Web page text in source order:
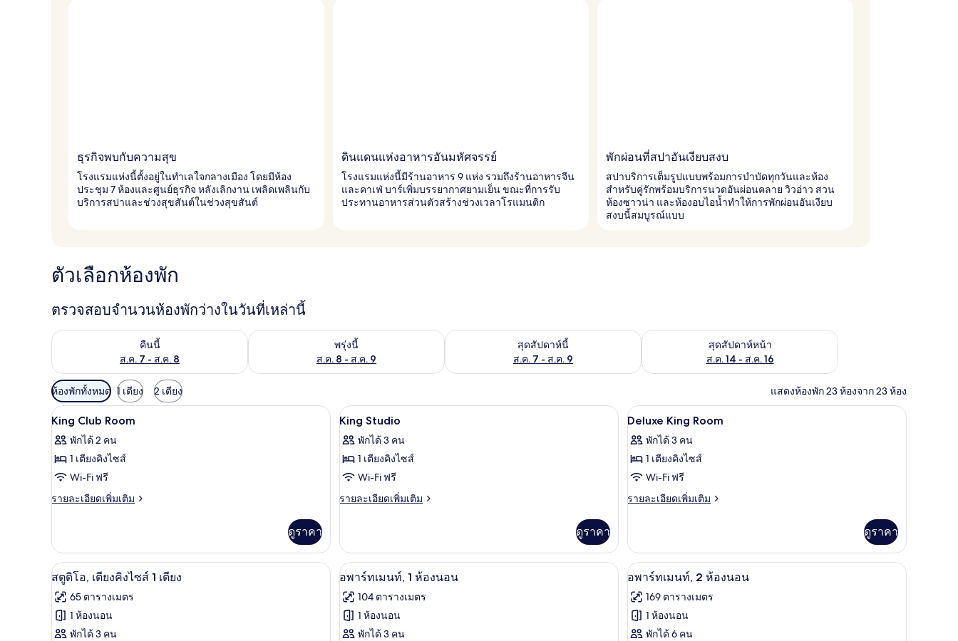
ธุรกิจพบกับความสุข
โรงแรมแห่งนี้ตั้งอยู่ในทำเลใจกลางเมือง โดยมีห้อง
ประชุม 7 ห้องและศูนย์ธุรกิจ หลังเลิกงาน เพลิดเพลินกับ
บริการสปาและช่วงสุขสันต์ในช่วงสุขสันต์
ดินแดนแห่งอาหารอันมหัศจรรย์
โรงแรมแห่งนี้มีร้านอาหาร 9 แห่ง รวมถึงร้านอาหารจีน
และคาเฟ่ บาร์เพิ่มบรรยากาศยามเย็น ขณะที่การรับ
ประทานอาหารส่วนตัวสร้างช่วงเวลาโรแมนติก
พักผ่อนที่สปาอันเงียบสงบ
สปาบริการเต็มรูปแบบพร้อมการบำบัดทุกวันและห้อง
สำหรับคู่รักพร้อมบริการนวดอันผ่อนคลาย วิวอ่าว สวน
ห้องซาวน่า และห้องอบไอน้ำทำให้การพักผ่อนอันเงียบ
สงบนี้สมบูรณ์แบบ
ตัวเลือกห้องพัก
ตรวจสอบจำนวนห้องพักว่างในวันที่เหล่านี้
คืนนี้
ส.ค. 7 - ส.ค. 8
ตรวจสอบจำนวนห้องพักว่างในคืนนี้ ส.ค. 7 - ส.ค. 8
พรุ่งนี้
ส.ค. 8 - ส.ค. 9
ตรวจสอบจำนวนห้องพักว่างในพรุ่งนี้ ส.ค. 8 - ส.ค. 9
สุดสัปดาห์นี้
ส.ค. 7 - ส.ค. 9
ตรวจสอบจำนวนห้องพักว่างในสุดสัปดาห์นี้ ส.ค. 7 - ส.ค. 9สุดสัปดาห์หน้า
ส.ค. 14 - ส.ค. 16
ตรวจสอบจำนวนห้องพักว่างในสุดสัปดาห์หน้า ส.ค. 14 - ส.ค. 16
ตัว
กรอง
ที่
มี
ให้
สำหรับ
ห้อง
ห้องพักทั้งหมด 1 เตียง 2 เตียง แสดงห้องพัก 23 ห้องจาก 23 ห้อง
เปิด
ภาพถ่าย
ทั้งหมด
ของ
King
1
King Club Room
พักได้ 2 คน
1 เตียงคิงไซส์
Wi-Fi ฟรี
รายละเอียดเพิ่มเติม
ราย
เกี่ยว
กับ
King
Club
Room
ดูราคา
เปิด
ภาพถ่าย
ทั้งหมด
ของ
King
1
King Studio
พักได้ 3 คน
1 เตียงคิงไซส์
Wi-Fi ฟรี
รายละเอียดเพิ่มเติม
ราย
เกี่ยว
กับ
King
ดูราคา
เปิด
ภาพถ่าย
ทั้งหมด
ของ
Deluxe
เครื่องนอนระดับพรีเมียม, เตียงเมมโมรีโฟม,
5
Deluxe King Room
พักได้ 3 คน
1 เตียงคิงไซส์
Wi-Fi ฟรี
รายละเอียดเพิ่มเติม
ราย
เกี่ยว
กับ
Deluxe
Room
ดูราคา
เปิด
ภาพถ่าย
ทั้งหมด
ของ
เครื่องนอนระดับพรีเมียม, เตียงเมมโมรีโฟม, มินิบาร์, ตู้นิรภัยในห้องพัก
10
สตูดิโอ, เตียงคิงไซส์ 1 เตียง
65 ตารางเมตร
1 ห้องนอน
พักได้ 3 คน
เปิด
ภาพถ่าย
ทั้งหมด
ของ
เครื่องนอนระดับพรีเมียม, เตียงเมมโมรีโฟม, มินิบาร์, ตู้นิรภัยในห้องพัก
14
อพาร์ทเมนท์, 1 ห้องนอน
104 ตารางเมตร
1 ห้องนอน
พักได้ 3 คน
เปิด
ภาพถ่าย
ทั้งหมด
ของ
เครื่องนอนระดับพรีเมียม, เตียงเมมโมรีโฟม,
9
อพาร์ทเมนท์, 2 ห้องนอน
169 ตารางเมตร
1 ห้องนอน
พักได้ 6 คน